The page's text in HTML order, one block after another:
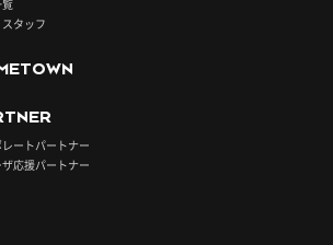
タッフ
ートパートナー
応援パートナー